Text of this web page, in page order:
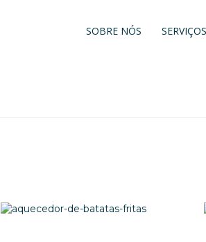
SOBRE NÓS SERVIÇOS